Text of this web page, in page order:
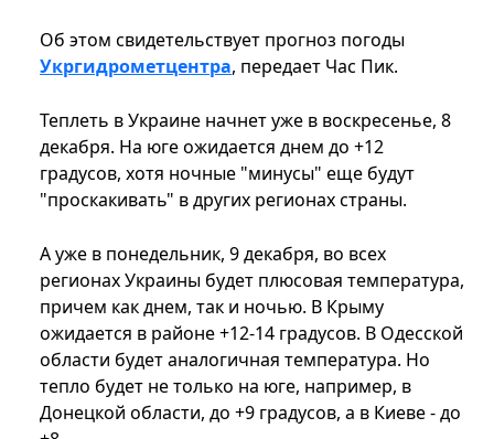
Об этом свидетельствует прогноз погоды
Укргидрометцентра, передает Час Пик.
Теплеть в Украине начнет уже в воскресенье, 8
декабря. На юге ожидается днем до +12
градусов, хотя ночные "минусы" еще будут
"проскакивать" в других регионах страны.
А уже в понедельник, 9 декабря, во всех
регионах Украины будет плюсовая температура,
причем как днем, так и ночью. В Крыму
ожидается в районе +12-14 градусов. В Одесской
области будет аналогичная температура. Но
тепло будет не только на юге, например, в
Донецкой области, до +9 градусов, а в Киеве - до